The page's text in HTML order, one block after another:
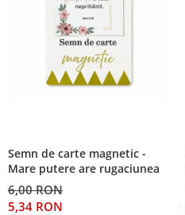
Semn de carte magnetic -
Mare putere are rugaciunea
6,00 RON
5,34 RON